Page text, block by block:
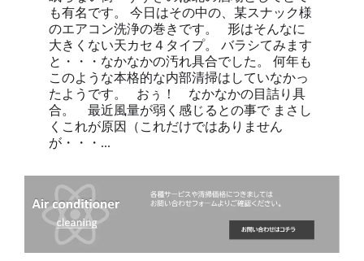
も有名です。 今日はその中の、某スナック様
のエアコン洗浄の巻きです。 形はそんなに
大きくない天カセ４タイプ。 バラシてみます
と・・・なかなかの汚れ具合でした。 何年も
このような本格的な内部清掃はしていなかっ
たようです。 おぅ！ なかなかの目詰り具
合。 最近風量が弱く感じるとの事で まさし
くこれが原因（これだけではありません
が・・・...